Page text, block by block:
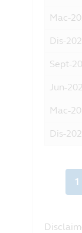
Mac-
Dis-
Sept-
Jun-
Mac-
Dis-
1